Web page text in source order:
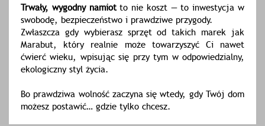
Trwały, wygodny namiotto nie koszt — to inwestycja w
swobodę, bezpieczeństwo i prawdziwe przygody.
Zwłaszcza gdy wybierasz sprzęt od takich marek jak
Marabut, który realnie może towarzyszyć Ci nawet
ćwierć wieku, wpisując się przy tym w odpowiedzialny,
ekologiczny styl życia.
Bo prawdziwa wolność zaczyna się wtedy, gdy Twój dom
możesz postawić… gdzie tylko chcesz.